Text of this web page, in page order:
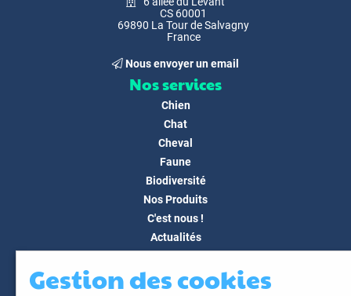
CS 60001
69890 La Tour de Salvagny
France
Nous envoyer un email
Nos services
Chien
Chat
Cheval
Faune
Biodiversité
Nos Produits
C'est nous !
Actualités
FAQ
Gestion des cookies